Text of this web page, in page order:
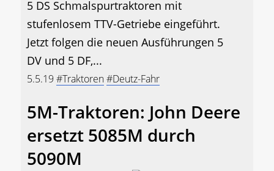
5 DS Schmalspurtraktoren mit
stufenlosem TTV-Getriebe eingeführt.
Jetzt folgen die neuen Ausführungen 5
DV und 5 DF,...
5.5.19 #Traktoren#Deutz-Fahr
5M-Traktoren: John Deere
ersetzt 5085M durch
5090M